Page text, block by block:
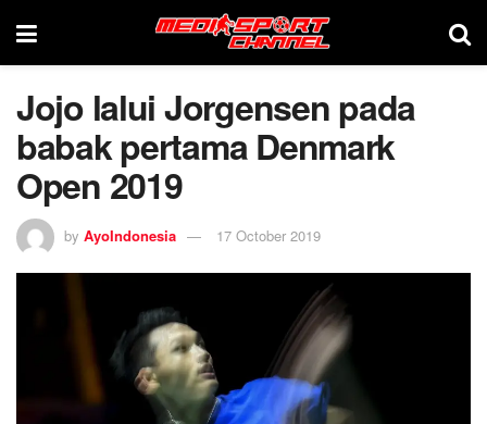
Jojo lalui Jorgensen pada
babak pertama Denmark
Open 2019
by AyoIndonesia 17 October 2019